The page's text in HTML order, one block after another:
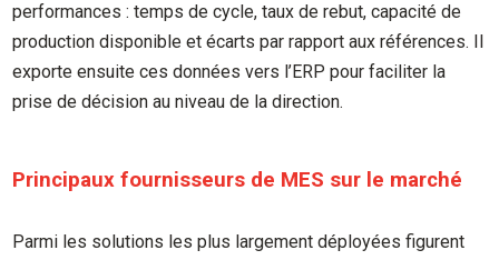
performances : temps de cycle, taux de rebut, capacité de
production disponible et écarts par rapport aux références. Il
exporte ensuite ces données vers l’ERP pour faciliter la
prise de décision au niveau de la direction.
Principaux fournisseurs de MES sur le marché
Parmi les solutions les plus largement déployées figurent